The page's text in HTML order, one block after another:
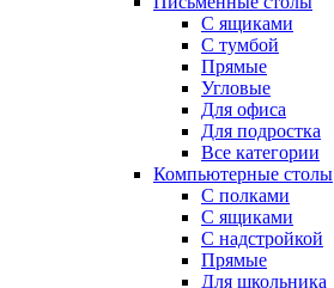
С ящиками
С тумбой
Прямые
Угловые
Для офиса
Для подростка
Все категории
Компьютерные столы
С полками
С ящиками
С надстройкой
Прямые
Для школьника